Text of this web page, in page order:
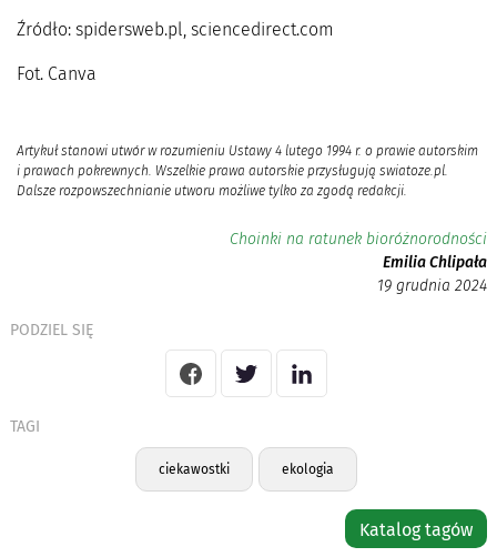
Źródło: spidersweb.pl, sciencedirect.com
Fot. Canva
Artykuł stanowi utwór w rozumieniu Ustawy 4 lutego 1994 r. o prawie autorskim
i prawach pokrewnych. Wszelkie prawa autorskie przysługują swiatoze.pl.
Dalsze rozpowszechnianie utworu możliwe tylko za zgodą redakcji.
Choinki na ratunek bioróżnorodności
Emilia Chlipała
19 grudnia 2024
PODZIEL SIĘ
TAGI
ciekawostki ekologia
Katalog tagów